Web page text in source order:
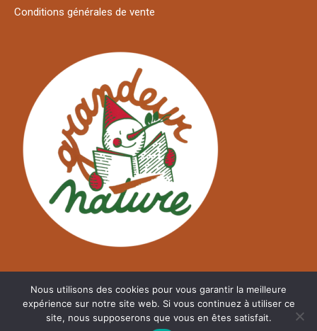
Conditions générales de vente
Nous utilisons des cookies pour vous garantir la meilleure
expérience sur notre site web. Si vous continuez à utiliser ce
site, nous supposerons que vous en êtes satisfait.